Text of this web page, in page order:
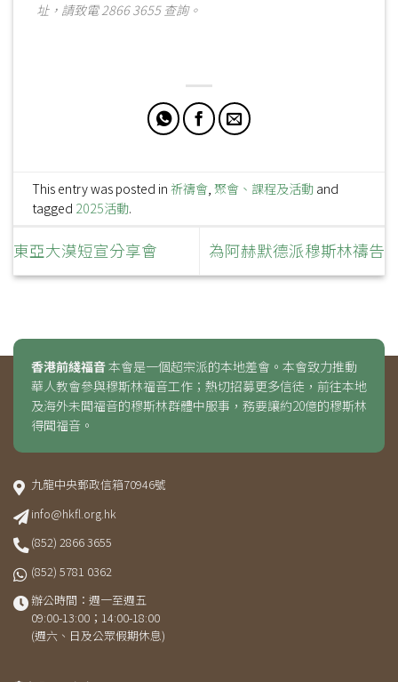
址，請致電 2866 3655 查詢。
This entry was posted in祈禱會 ,聚會、課程及活動 and
tagged 2025活動.
東亞大漠短宣分享會 為阿赫默德派穆斯林禱告
香港前綫福音本會是一個超宗派的本地差會。本會致力推動
華人教會參與穆斯林福音工作；熱切招募更多信徒，前往本地
及海外未聞福音的穆斯林群體中服事，務要讓約20億的穆斯林
得聞福音。
九龍中央郵政信箱70946號
info@hkfl.org.hk
(852) 2866 3655
(852) 5781 0362
辦公時間：週一至週五
09:00-13:00；14:00-18:00
(週六、日及公眾假期休息)